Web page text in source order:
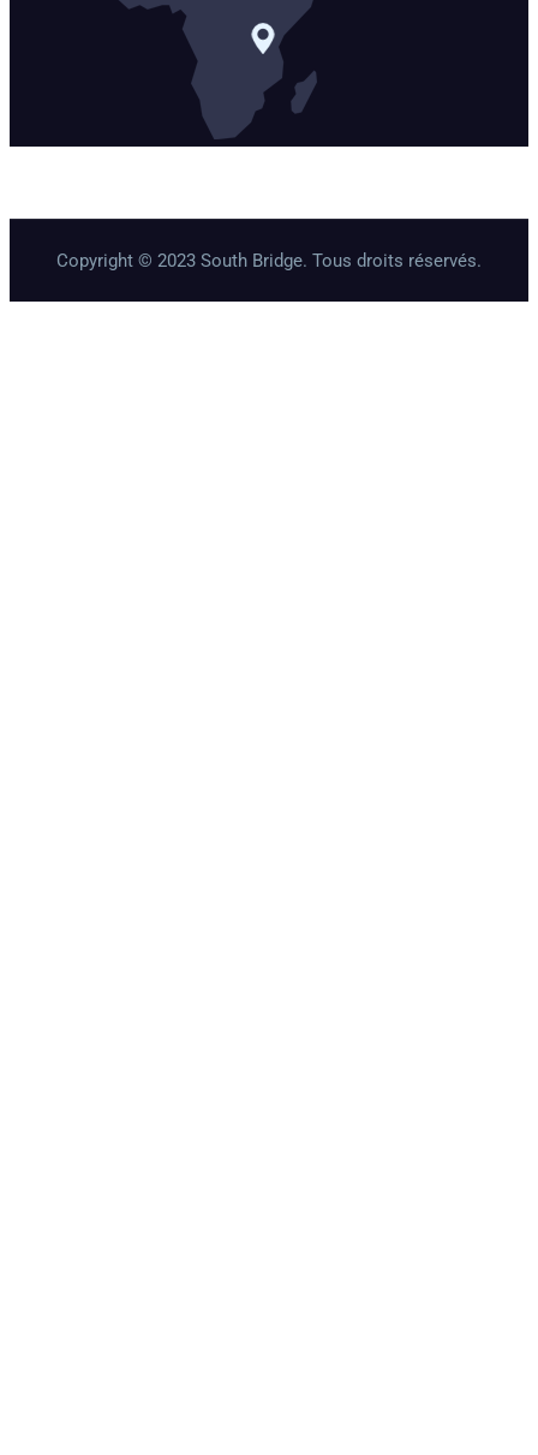
Copyright © 2023 South Bridge. Tous droits réservés.